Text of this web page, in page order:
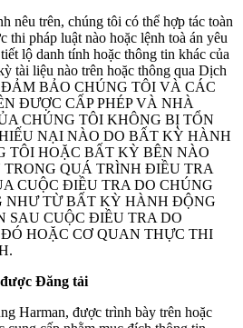
nêu trên, chúng tôi có thể hợp tác toàn
thi pháp luật nào hoặc lệnh toà án yêu
lộ danh tính hoặc thông tin khác của
tài liệu nào trên hoặc thông qua Dịch
BẢO CHÚNG TÔI VÀ CÁC
ĐƯỢC CẤP PHÉP VÀ NHÀ
CHÚNG TÔI KHÔNG BỊ TỔN
NẠI NÀO DO BẤT KỲ HÀNH
TÔI HOẶC BẤT KỲ BÊN NÀO
QUÁ TRÌNH ĐIỀU TRA
CUỘC ĐIỀU TRA DO CHÚNG
NHƯ TỪ BẤT KỲ HÀNH ĐỘNG
SAU CUỘC ĐIỀU TRA DO
HOẶC CƠ QUAN THỰC THI
Đăng tải
Harman, được trình bày trên hoặc